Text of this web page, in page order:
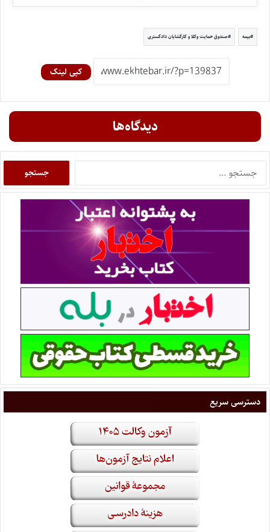
بیمه صندوق حمایت وکلا و کارگشایان دادگستری
کپی لینک
دیدگاه‌ها
دسترسی سریع